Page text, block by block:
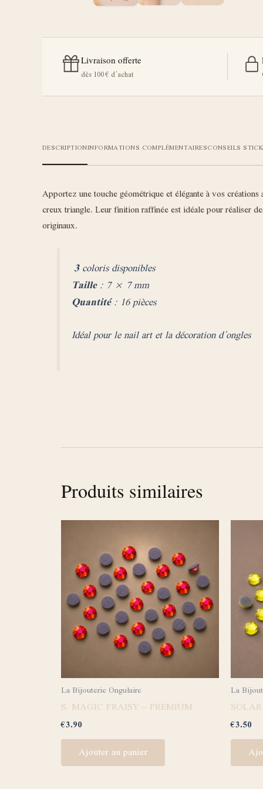
Livraison offerte
dès 100 € d’achat
DESCRIPTIONINFORMATIONS COMPLÉMENTAIRESCONSEILS
Apportez une touche géométrique et élégante à vos créations
creux triangle. Leur finition raffinée est idéale pour réaliser
originaux.
3coloris disponibles
Taille: 7 × 7 mm
Quantité: 16 pièces
Idéal pour le nail art et la décoration d’ongles
Produits similaires
La Bijouterie Ongulaire
S. MAGIC FRAISY – PREMIUM
€3.90
Ajouter au panier
La
€3.50